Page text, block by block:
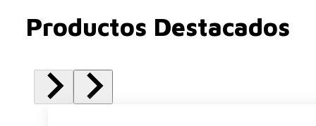
Productos Destacados